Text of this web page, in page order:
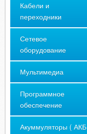
Кабели и
переходники
Сетевое
оборудование
Мультимедиа
Программное
обеспечение
Акуммуляторы ( АКБ